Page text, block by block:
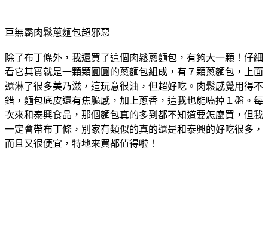
除了布丁條外，我還買了這個肉鬆蔥麵包，有夠大一顆！仔細
看它其實就是一顆顆圓圓的蔥麵包組成，有７顆蔥麵包，上面
還淋了很多美乃滋，這玩意很油，但超好吃。肉鬆感覺用得不
錯，麵包底皮還有焦脆感，加上蔥香，這我也能嗑掉１盤。每
次來和泰興食品，那個麵包真的多到都不知道要怎麼買，但我
一定會帶布丁條，別家有類似的真的還是和泰興的好吃很多，